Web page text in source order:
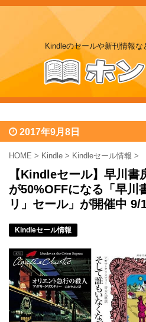
Kindleのセールや新刊情報
2017年9月8日
HOME > Kindle > Kindleセール情報 >
【Kindleセール】早川書
が50%OFFになる「早川
リ」セール」が開催中 9/
Kindleセール情報